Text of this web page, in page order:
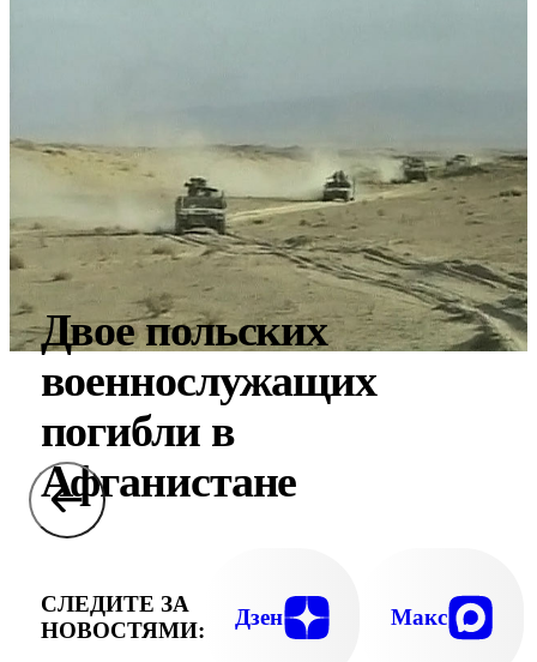
Двое польских
военнослужащих
погибли в
Афганистане
СЛЕДИТЕ ЗА
НОВОСТЯМИ:
Дзен Макс